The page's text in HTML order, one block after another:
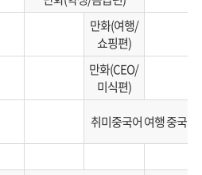
만화(여행/
쇼핑편)
만화(CEO/
미식편)
취미중국어 여행 중국어